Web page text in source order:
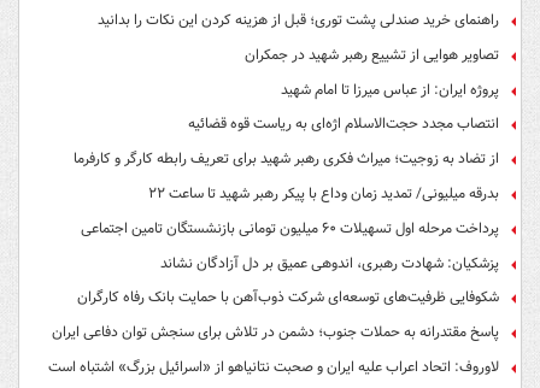
راهنمای خرید صندلی پشت توری؛ قبل از هزینه کردن این نکات را بدانید
تصاویر هوایی از تشییع رهبر شهید در جمکران
پروژه ایران: از عباس میرزا تا امام شهید
انتصاب مجدد حجت‌الاسلام اژه‌ای به ریاست قوه‌ قضائیه
از تضاد به زوجیت؛ میراث فکری رهبر شهید برای تعریف رابطه کارگر و کارفرما
بدرقه میلیونی/ تمدید زمان وداع با پیکر رهبر شهید تا ساعت ۲۲
پرداخت مرحله اول تسهیلات ۶۰ میلیون تومانی بازنشستگان تامین اجتماعی
پزشکیان: شهادت رهبری، اندوهی عمیق بر دل آزادگان نشاند
شکوفایی ظرفیت‌های توسعه‌ای شرکت ذوب‌آهن با حمایت‌ بانک رفاه کارگران
پاسخ مقتدرانه به حملات جنوب؛ دشمن در تلاش برای سنجش توان دفاعی ایران
لاوروف: اتحاد اعراب علیه ایران و صحبت نتانیاهو از «اسرائیل بزرگ» اشتباه است